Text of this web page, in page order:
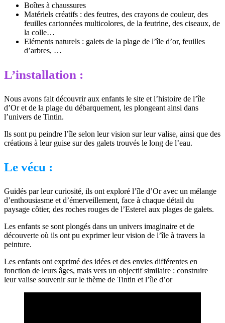
Boîtes à chaussures
Matériels créatifs : des feutres, des crayons de couleur, des
feuilles cartonnées multicolores, de la feutrine, des ciseaux, de
la colle…
Eléments naturels : galets de la plage de l’île d’or, feuilles
d’arbres, …
L’installation :
Nous avons fait découvrir aux enfants le site et l’histoire de l’île
d’Or et de la plage du débarquement, les plongeant ainsi dans
l’univers de Tintin.
Ils sont pu peindre l’île selon leur vision sur leur valise, ainsi que des
créations à leur guise sur des galets trouvés le long de l’eau.
Le vécu :
Guidés par leur curiosité, ils ont exploré l’île d’Or avec un mélange
d’enthousiasme et d’émerveillement, face à chaque détail du
paysage côtier, des roches rouges de l’Esterel aux plages de galets.
Les enfants se sont plongés dans un univers imaginaire et de
découverte où ils ont pu exprimer leur vision de l’île à travers la
peinture.
Les enfants ont exprimé des idées et des envies différentes en
fonction de leurs âges, mais vers un objectif similaire : construire
leur valise souvenir sur le thème de Tintin et l’île d’or